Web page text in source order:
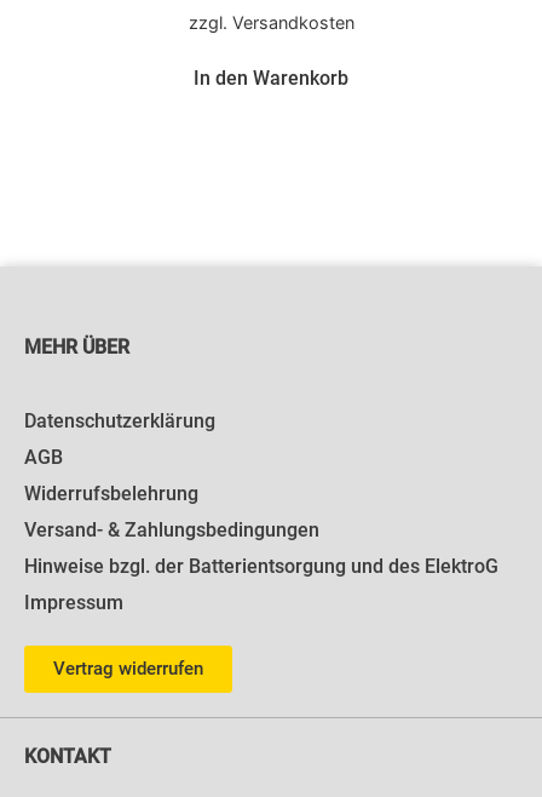
zzgl. Versandkosten
In den Warenkorb
MEHR ÜBER
Datenschutzerklärung
AGB
Widerrufsbelehrung
Versand- & Zahlungsbedingungen
Hinweise bzgl. der Batterientsorgung und des ElektroG
Impressum
Vertrag widerrufen
KONTAKT